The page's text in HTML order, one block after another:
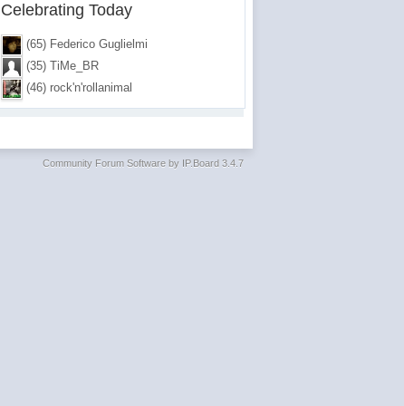
Celebrating Today
(65) Federico Guglielmi
(35) TiMe_BR
(46) rock'n'rollanimal
Community Forum Software by IP.Board 3.4.7